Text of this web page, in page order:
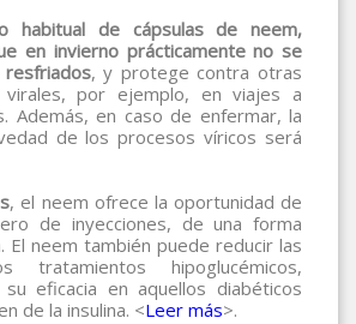
habitual de cápsulas de neem,
en invierno prácticamente no se
, y protege contra otras
virales, por ejemplo, en viajes a
Además, en caso de enfermar, la
de los procesos víricos será
, el neem ofrece la oportunidad de
de inyecciones, de una forma
El neem también puede reducir las
hipoglucémicos,
su eficacia en aquellos diabéticos
de la insulina. <Leer más>.